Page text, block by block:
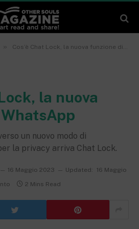
» Cos’è Chat Lock, la nuova funzione di WhatsApp
la nuova
un nuovo modo di
la privacy arriva Chat Lock.
16 Maggio 2023 Updated: 16 Maggio
2 Mins Read